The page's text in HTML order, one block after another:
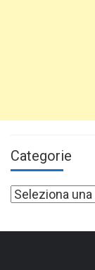
Categorie
Categorie